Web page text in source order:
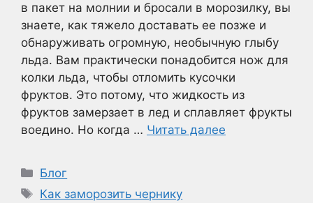
в пакет на молнии и бросали в морозилку, вы
знаете, как тяжело доставать ее позже и
обнаруживать огромную, необычную глыбу
льда. Вам практически понадобится нож для
колки льда, чтобы отломить кусочки
фруктов. Это потому, что жидкость из
фруктов замерзает в лед и сплавляет фрукты
воедино. Но когда … Читать далее
Рубрики
Блог
Метки
Как заморозить чернику